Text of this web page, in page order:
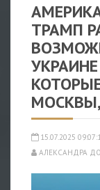
ТРАМП
15.07.2025
АЛЕКСАНДРА